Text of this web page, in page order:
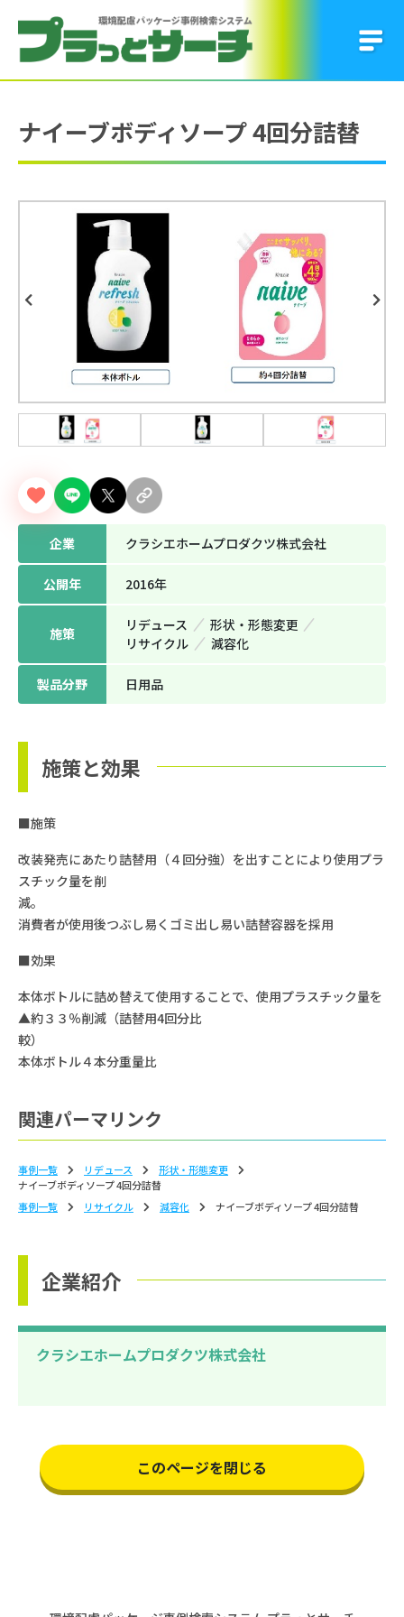
ナイーブボディソープ 4回分詰替
Previous Next
企業 クラシエホームプロダクツ株式会社
公開年 2016年
施策 リデュース
形状‧形態変更
リサイクル
減容化
製品分野 日用品
施策と効果
■施策
改装発売にあたり詰替用（４回分強）を出すことにより使用プラ
スチック量を削
減
消費者が使用後つぶし易くゴミ出し易い詰替容器を採用
■効果
本体ボトルに詰め替えて使用することで、使用プラスチック量を
▲約３３％削減（詰替用4回分比
較
本体ボトル４本分重量比
関連パーマリンク
事例一覧 リデュース
形状‧形態変更
ナイーブボディソープ 4回分詰替
事例一覧
リサイクル 減容化 ナイーブボディソープ 4回分詰替
企業紹介
クラシエホームプロダクツ株式会社
このページを閉じる